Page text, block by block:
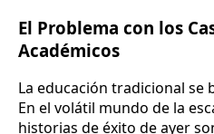
El Problema con los
Académicos
La educación tradicional se
En el volátil mundo de la
historias de éxito de ayer